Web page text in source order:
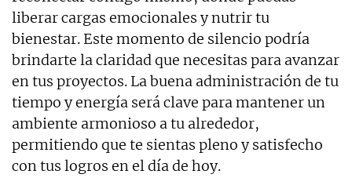
liberar cargas emocionales y nutrir tu
bienestar. Este momento de silencio podría
brindarte la claridad que necesitas para avanzar
en tus proyectos. La buena administración de tu
tiempo y energía será clave para mantener un
ambiente armonioso a tu alrededor,
permitiendo que te sientas pleno y satisfecho
con tus logros en el día de hoy.